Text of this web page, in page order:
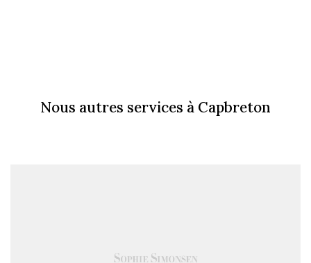
Nous autres services à Capbreton